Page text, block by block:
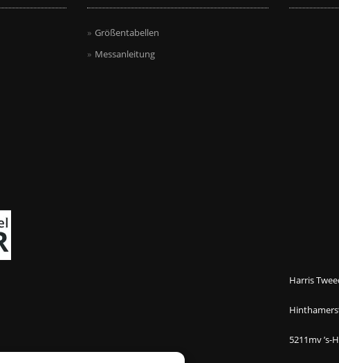
Größentabellen
Messanleitung
Harris
5211mv ’s-